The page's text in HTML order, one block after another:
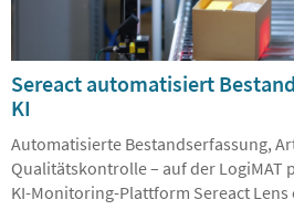
Sereact automatisiert
KI
Automatisierte Bestandserfassung,
Qualitätskontrolle – auf der LogiMAT
KI-Monitoring-Plattform Sereact
...